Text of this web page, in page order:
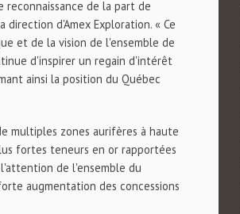
de la part de
d'Amex Exploration. « Ce
et de la vision de l'ensemble de
d'inspirer un regain d'intérêt
ainsi la position du Québec
multiples zones aurifères à haute
fortes teneurs en or rapportées
de l'ensemble du
augmentation des concessions